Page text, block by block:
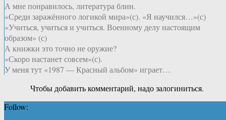
А мне понравилось, литература блин.
«Среди заражённого логикой мира»(с). «Я научился…»(с)
«Учиться, учиться и учиться. Военному делу настоящим
образом» (с)
А книжки это точно не оружие?
«Скоро настанет совсем»(с).
У меня тут «1987 — Красный альбом» играет…
Чтобы добавить комментарий, надо залогиниться.
Follow: